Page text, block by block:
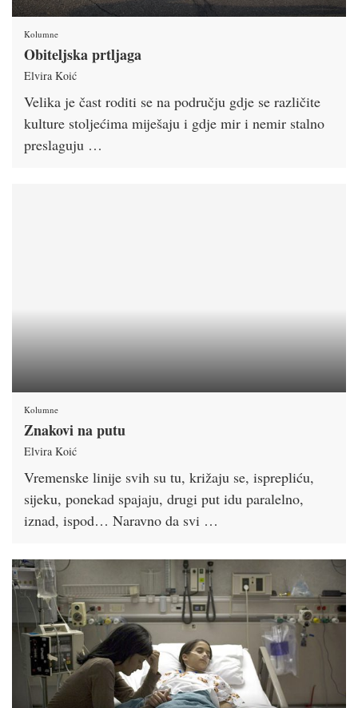
Kolumne
Obiteljska prtljaga
Elvira Koić
Velika je čast roditi se na području gdje se različite
kulture stoljećima miješaju i gdje mir i nemir stalno
preslaguju …
Kolumne
Znakovi na putu
Elvira Koić
Vremenske linije svih su tu, križaju se, isprepliću,
sijeku, ponekad spajaju, drugi put idu paralelno,
iznad, ispod… Naravno da svi …